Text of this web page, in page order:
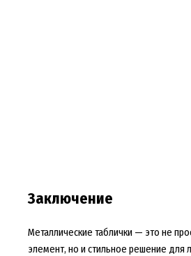
Заключение
Металлические таблички — это не
элемент, но и стильное решение для